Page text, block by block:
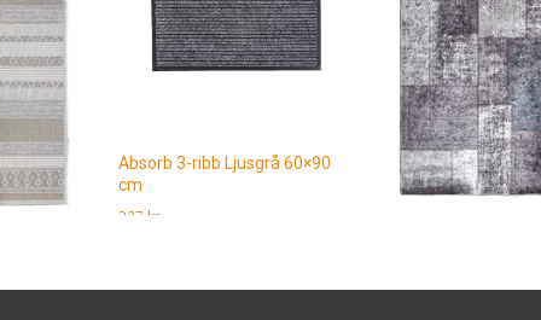
Absorb 3-ribb Ljusgrå 60×90
cm
327 kr